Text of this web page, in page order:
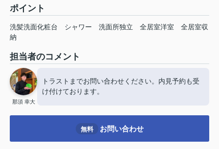
ポイント
洗髪洗面化粧台 シャワー 洗面所独立 全居室洋室
全居室収
納
担当者のコメント
那須 幸大
トラストまでお問い合わせください。内見予約も受
け付けております。
無料 お問い合わせ